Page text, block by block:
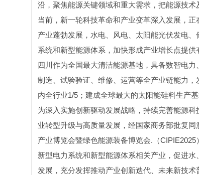
沿，聚焦能源关键领域和重大需求，把能源技
当前，新一轮科技革命和产业变革深入发展，
产业蓬勃发展，水电、风电、太阳能光伏发电
系统和新型能源体系，加快形成产业增长点提供
四川作为全国最大清洁能源基地，具备数智电
制造、试验验证、维修、运营等全产业链能力
内全行业1/5；建成全球最大的太阳能硅料生产
为深入实施创新驱动发展战略，持续完善能源
业转型升级与高质量发展，经国家商务部批复
产业博览会暨绿色能源装备博览会.（
新型电力系统和新型能源体系相关产业，促进
发展，充分发挥推动产业创新迭代、未来新技